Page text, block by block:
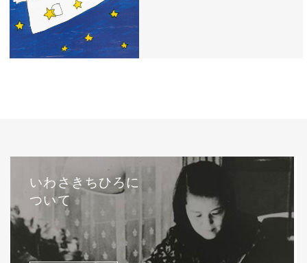
いわさきちひろに
ついて